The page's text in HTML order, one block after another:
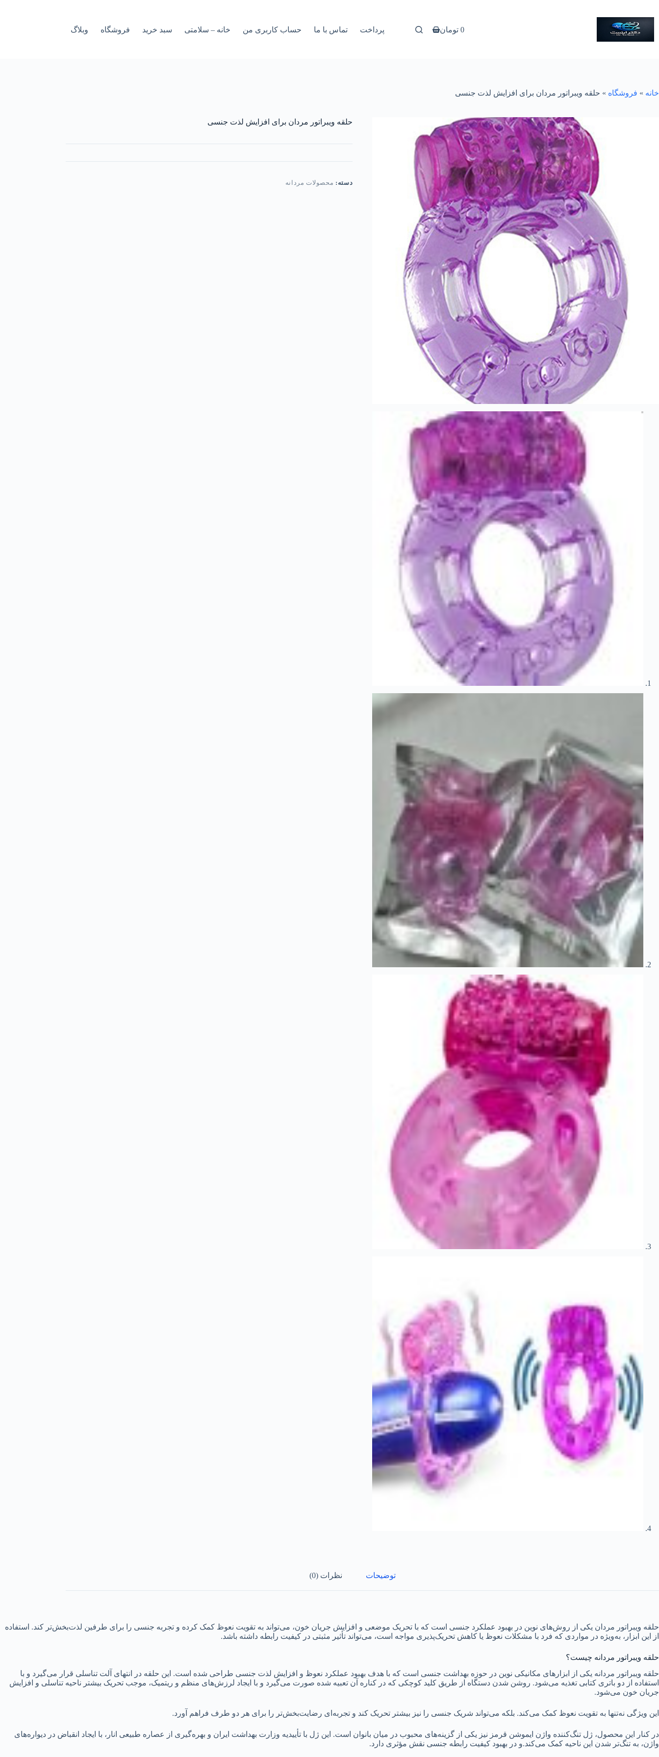
سبد
0 تومان پرداخت تماس با ما حساب کاربری من خانه – سلامتی سبد خرید فروشگاه وبلاگ
خانه » فروشگاه » حلقه ویبراتور مردان برای افزایش لذت جنسی
حلقه ویبراتور مردان برای افزایش لذت جنسی
دسته: محصولات مردانه
توضیحات نظرات (0)
حلقه ویبراتور مردان یکی از روش‌های نوین در بهبود عملکرد جنسی است که با تحریک موضعی و افزایش جریان خون، می‌تواند به تقویت نعوظ کمک کرده و تجربه جنسی را برای طرفین لذت‌بخش‌تر کند. استفاده
از این ابزار، به‌ویژه در مواردی که فرد با مشکلات نعوظ یا کاهش تحریک‌پذیری مواجه است، می‌تواند تأثیر مثبتی در کیفیت رابطه داشته باشد.
حلقه ویبراتور مردانه چیست؟
حلقه ویبراتور مردانه یکی از ابزارهای مکانیکی نوین در حوزه بهداشت جنسی است که با هدف بهبود عملکرد نعوظ و افزایش لذت جنسی طراحی شده است. این حلقه در انتهای آلت تناسلی قرار می‌گیرد و با
استفاده از دو باتری کتابی تغذیه می‌شود. روشن شدن دستگاه از طریق کلید کوچکی که در کناره آن تعبیه شده صورت می‌گیرد و با ایجاد لرزش‌های منظم و ریتمیک، موجب تحریک بیشتر ناحیه تناسلی و افزایش
جریان خون می‌شود.
این ویژگی نه‌تنها به تقویت نعوظ کمک می‌کند. بلکه می‌تواند شریک جنسی را نیز بیشتر تحریک کند و تجربه‌ای رضایت‌بخش‌تر را برای هر دو طرف فراهم آورد.
در کنار این محصول، ژل تنگ‌کننده واژن ایموشن قرمز نیز یکی از گزینه‌های محبوب در میان بانوان است. این ژل با تأییدیه وزارت بهداشت ایران و بهره‌گیری از عصاره طبیعی انار، با ایجاد انقباض در دیواره‌های
واژن، به تنگ‌تر شدن این ناحیه کمک می‌کند.و در بهبود کیفیت رابطه جنسی نقش مؤثری دارد.